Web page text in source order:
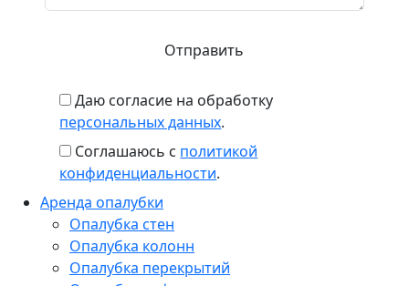
Даю согласие на обработку
персональных данных.
Соглашаюсь с политикой
конфиденциальности.
Аренда опалубки
Опалубка стен
Опалубка колонн
Опалубка перекрытий